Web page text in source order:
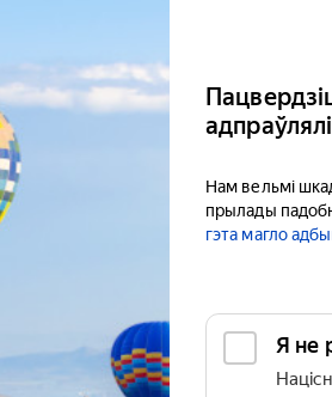
Нам вельмі
прылады
гэта магло
Я не